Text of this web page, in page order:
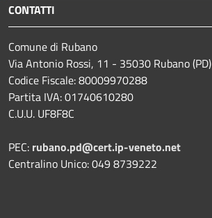
CONTATTI
Comune di Rubano
Via Antonio Rossi, 11 - 35030 Rubano (PD)
Codice Fiscale: 80009970288
Partita IVA: 01740610280
C.U.U. UF8F8C
PEC: rubano.pd@cert.ip-veneto.net
Centralino Unico: 049 8739222